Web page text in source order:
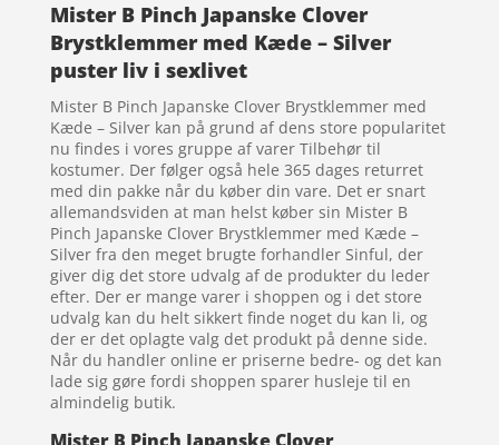
Mister B Pinch Japanske Clover
Brystklemmer med Kæde – Silver
puster liv i sexlivet
Mister B Pinch Japanske Clover Brystklemmer med
Kæde – Silver kan på grund af dens store popularitet
nu findes i vores gruppe af varer Tilbehør til
kostumer. Der følger også hele 365 dages returret
med din pakke når du køber din vare. Det er snart
allemandsviden at man helst køber sin Mister B
Pinch Japanske Clover Brystklemmer med Kæde –
Silver fra den meget brugte forhandler Sinful, der
giver dig det store udvalg af de produkter du leder
efter. Der er mange varer i shoppen og i det store
udvalg kan du helt sikkert finde noget du kan li, og
der er det oplagte valg det produkt på denne side.
Når du handler online er priserne bedre- og det kan
lade sig gøre fordi shoppen sparer husleje til en
almindelig butik.